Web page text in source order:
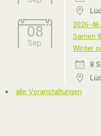
08
Sep.
2026-
Samen
Winter
8
alle Veranstaltungen